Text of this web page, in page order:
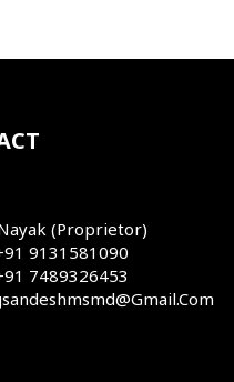
(Proprietor)
9131581090
7489326453